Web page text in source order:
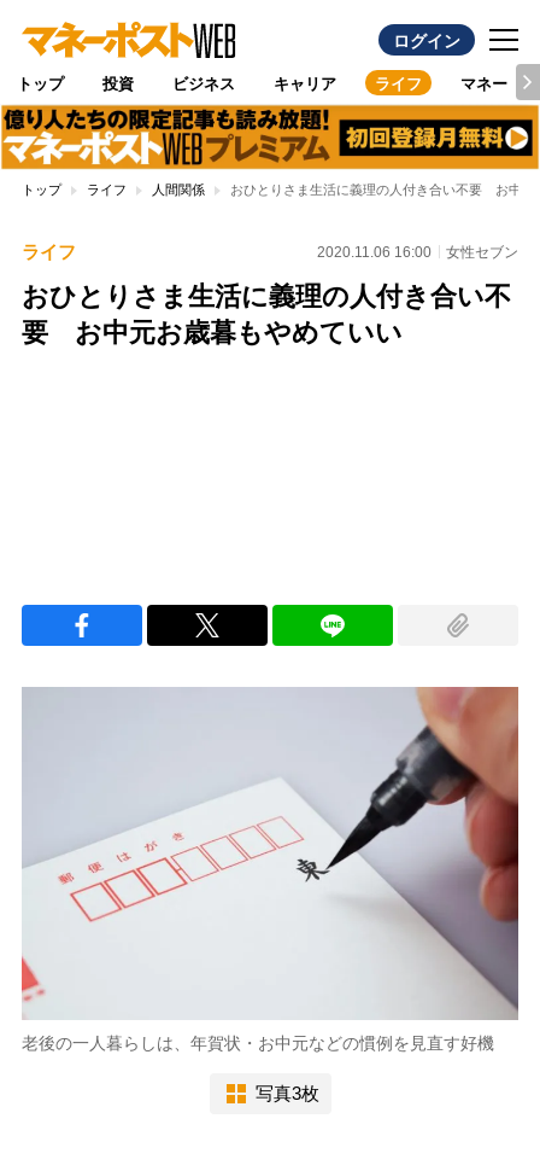
ログイン
トップ 投資 ビジネス キャリア ライフ マネー
トップ ライフ 人間関係 おひとりさま生活に義理の人付き合い不要 お中元
ライフ 2020.11.06 16:00 女性セブン
おひとりさま生活に義理の人付き合い不
要 お中元お歳暮もやめていい
老後の一人暮らしは、年賀状・お中元などの慣例を見直す好機
写真3枚